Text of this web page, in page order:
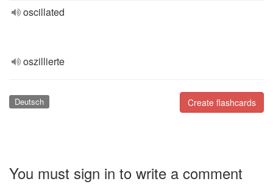
oscillated
oszillierte
Create flashcards
Deutsch
You must sign in to write a comment